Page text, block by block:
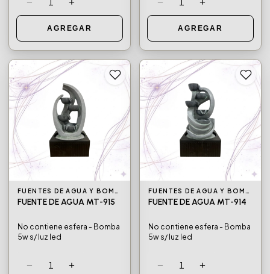
− 1 +
AGREGAR
− 1 +
AGREGAR
FUENTES DE AGUA Y BOMBAS DE AGUA
FUENTE DE AGUA MT-915
No contiene esfera - Bomba
5w s/ luz led
− 1 +
FUENTES DE AGUA Y BOMBAS DE AGUA
FUENTE DE AGUA MT-914
No contiene esfera - Bomba
5w s/ luz led
− 1 +